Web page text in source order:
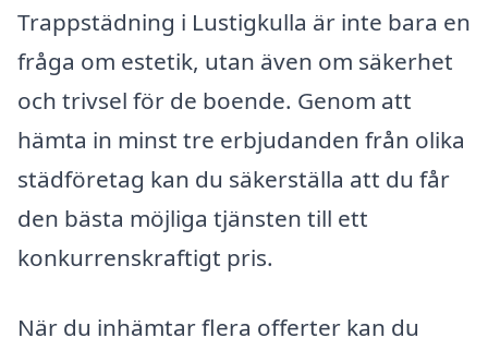
Trappstädning i Lustigkulla är inte bara en
fråga om estetik, utan även om säkerhet
och trivsel för de boende. Genom att
hämta in minst tre erbjudanden från olika
städföretag kan du säkerställa att du får
den bästa möjliga tjänsten till ett
konkurrenskraftigt pris.
När du inhämtar flera offerter kan du